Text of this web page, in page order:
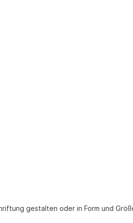
gestalten oder in Form und